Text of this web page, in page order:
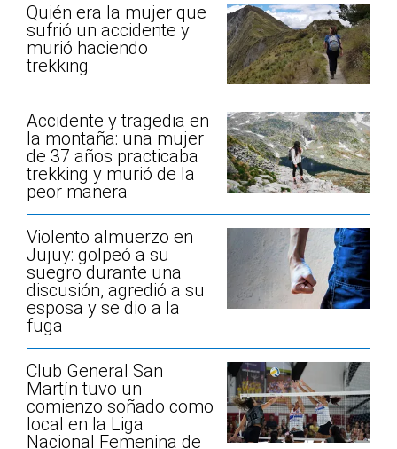
Quién era la mujer que
sufrió un accidente y
murió haciendo
trekking
Accidente y tragedia en
la montaña: una mujer
de 37 años practicaba
trekking y murió de la
peor manera
Violento almuerzo en
Jujuy: golpeó a su
suegro durante una
discusión, agredió a su
esposa y se dio a la
fuga
Club General San
Martín tuvo un
comienzo soñado como
local en la Liga
Nacional Femenina de